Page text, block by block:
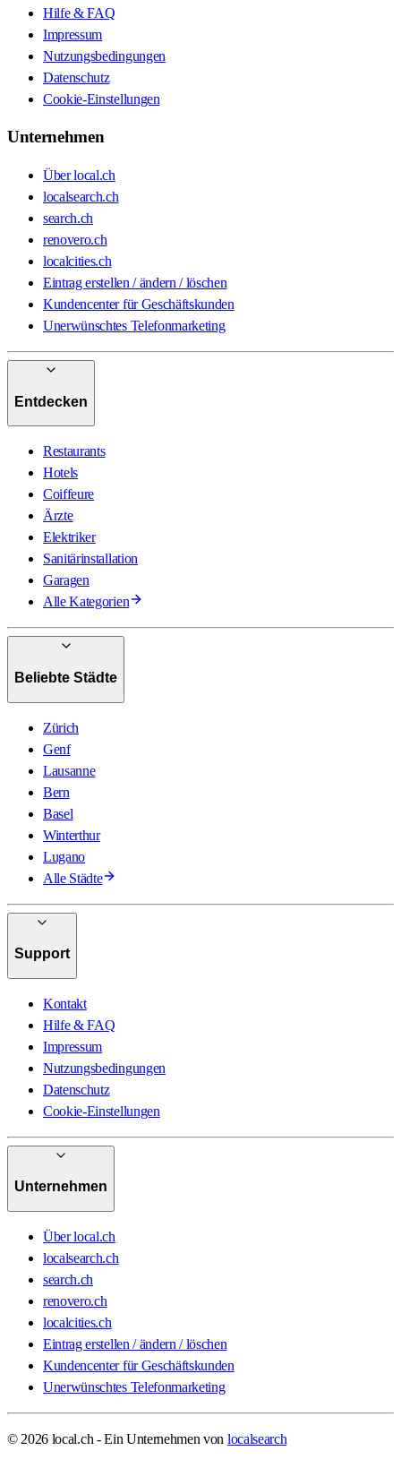
Hilfe & FAQ
Impressum
Nutzungsbedingungen
Datenschutz
Cookie-Einstellungen
Unternehmen
Über local.ch
localsearch.ch
search.ch
renovero.ch
localcities.ch
Eintrag erstellen / ändern / löschen
Kundencenter für Geschäftskunden
Unerwünschtes Telefonmarketing
Entdecken
Restaurants
Hotels
Coiffeure
Ärzte
Elektriker
Sanitärinstallation
Garagen
Alle Kategorien
Beliebte Städte
Zürich
Genf
Lausanne
Bern
Basel
Winterthur
Lugano
Alle Städte
Support
Kontakt
Hilfe & FAQ
Impressum
Nutzungsbedingungen
Datenschutz
Cookie-Einstellungen
Unternehmen
Über local.ch
localsearch.ch
search.ch
renovero.ch
localcities.ch
Eintrag erstellen / ändern / löschen
Kundencenter für Geschäftskunden
Unerwünschtes Telefonmarketing
© 2026 local.ch - Ein Unternehmen von localsearch